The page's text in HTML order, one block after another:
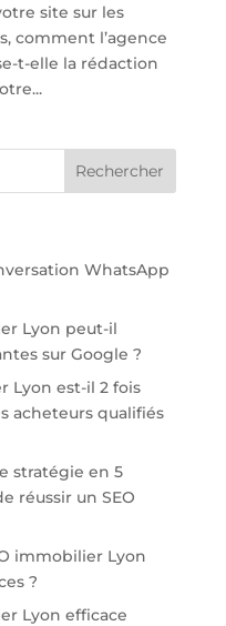
site sur les
comment l’agence
t-elle la rédaction
WhatsApp
Lyon peut-il
sur Google ?
Lyon est-il 2 fois
acheteurs qualifiés
stratégie en 5
réussir un SEO
immobilier Lyon
?
Lyon efficace